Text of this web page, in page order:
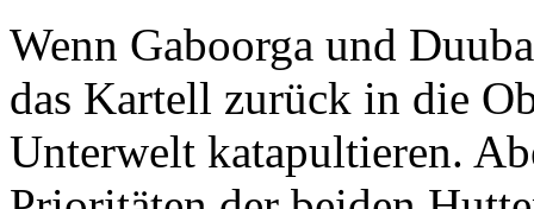
Wenn Gaboorga und
das Kartell zurück in die
Unterwelt katapultieren.